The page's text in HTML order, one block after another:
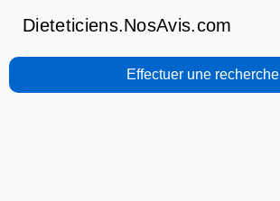
Dieteticiens.NosAvis.com
Effectuer une recherche